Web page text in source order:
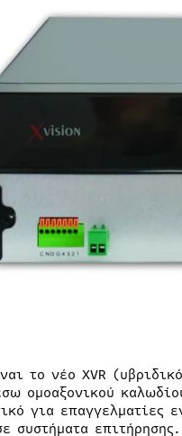
το νέο XVR
ομοαξονικού
για επαγγελματίες
συστήματα